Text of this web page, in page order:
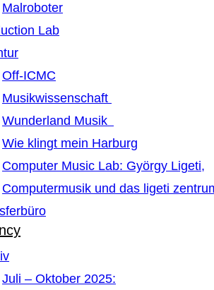
Malroboter
Lab
Off-ICMC
Musikwissenschaft
Wunderland Musik
Wie klingt mein Harburg
Computer Music Lab: György Ligeti,
Computermusik und das ligeti
Juli – Oktober 2025: